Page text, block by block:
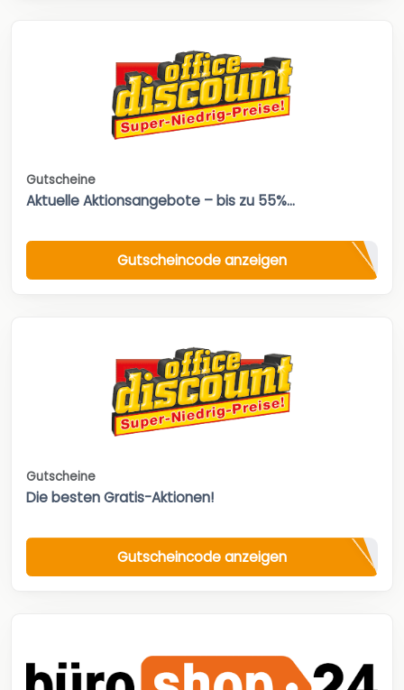
Gutscheine
Aktuelle Aktionsangebote – bis zu 55%...
Gutscheincode anzeigen
Gutscheine
Die besten Gratis-Aktionen!
Gutscheincode anzeigen